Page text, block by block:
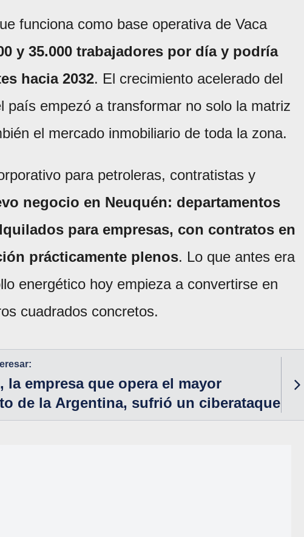
funciona como base operativa de Vaca
y 35.000 trabajadores por día y podría
hacia 2032. El crecimiento acelerado del
país empezó a transformar no solo la matriz
el mercado inmobiliario de toda la zona.
para petroleras, contratistas y
negocio en Neuquén: departamentos
para empresas, con contratos en
prácticamente plenos. Lo que antes era
energético hoy empieza a convertirse en
cuadrados concretos.
la empresa que opera el mayor
de la Argentina, sufrió un ciberataque